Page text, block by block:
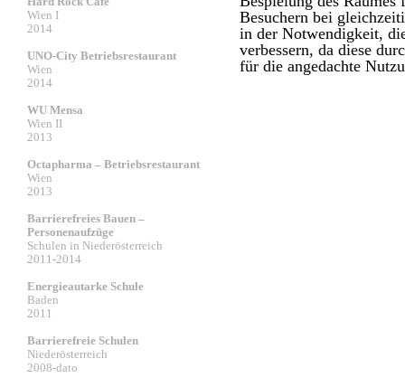
Wien I
2014
UNO-City Betriebsrestaurant
Wien
2014
WU Mensa
Wien II
2013
Octapharma – Betriebsrestaurant
Wien
2013
Barrierefreies Bauen –
Personenaufzüge
Schulen in Niederösterreich
2011-2014
Energieautarke Schule
Baden
2011
Barrierefreie Schulen
Niederösterreich
2008-dato
Besuchern bei
in der Notwendigkeit,
verbessern, da diese
für die angedachte